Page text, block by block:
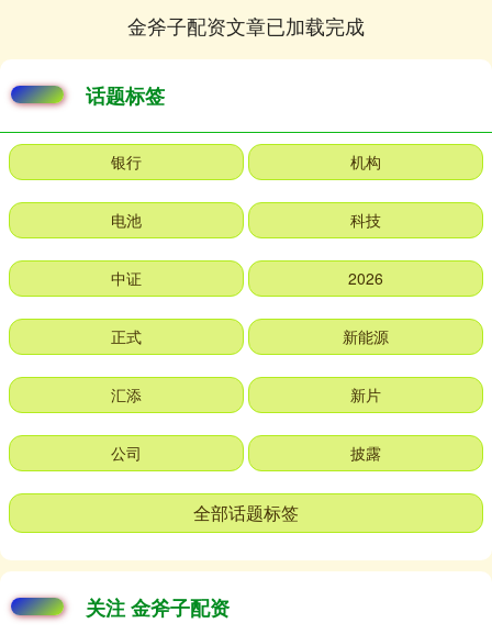
金斧子配资文章已加载完成
话题标签
银行 机构
电池 科技
中证 2026
正式 新能源
汇添 新片
公司 披露
全部话题标签
关注 金斧子配资